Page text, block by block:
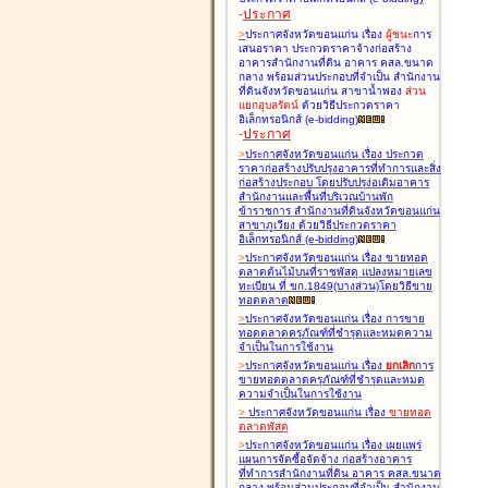
-ประกาศ
>ประกาศจังหวัดขอนแก่น เรื่อง ผู้ชนะการ
เสนอราคา ประกวดราคาจ้างก่อสร้าง
อาคารสำนักงานที่ดิน อาคาร คสล.ขนาด
กลาง พร้อมส่วนประกอบที่จำเป็น สำนักงาน
ที่ดินจังหวัดขอนแก่น สาขาน้ำพอง ส่วน
แยกอุบลรัตน์ ด้วยวิธีประกวดราคา
อิเล็กทรอนิกส์ (e-bidding)
-ประกาศ
>ประกาศจังหวัดขอนแก่น เรื่อง ประกวด
ราคาก่อสร้างปรับปรุงอาคารที่ทำการและสิ่ง
ก่อสร้างประกอบ โดยปรับปรุง่อเติมอาคาร
สำนักงานและพื้นที่บริเวณบ้านพัก
ข้าราชการ สำนักงานที่ดินจังหวัดขอนแก่น
สาขาภูเวียง ด้วยวิธีประกวดราคา
อิเล็กทรอนิกส์ (e-bidding)
>ประกาศจังหวัดขอนแก่น เรื่อง ขายทอด
ตลาดต้นไม้บนที่ราชพัสดุ แปลงหมายเลข
ทะเบียน ที่ ขก.1849(บางส่วน)โดยวิธีขาย
ทอดตลาด
>ประกาศจังหวัดขอนแก่น เรื่อง การขาย
ทอดตลาดครุภัณฑ์ที่ชำรุดและหมดความ
จำเป็นในการใช้งาน
>ประกาศจังหวัดขอนแก่น เรื่อง ยกเลิกการ
ขายทอดตลาดครุภัณฑ์ที่ชำรุดและหมด
ความจำเป็นในการใช้งาน
> ประกาศจังหวัดขอนแก่น เรื่อง ขายทอด
ตลาดพัสดุ
>ประกาศจังหวัดขอนแก่น เรื่อง เผยแพร่
แผนการจัดซื้อจัดจ้าง ก่อสร้างอาคาร
ที่ทำการสำนักงานที่ดิน อาคาร คสล.ขนาด